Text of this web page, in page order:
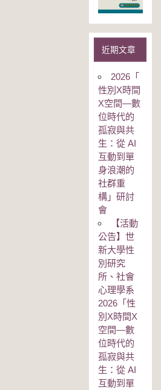
近期文章
2026「
性別Χ時間
Χ空間—數
位時代的
孤寂與共
生：從 AI
互動到單
身浪潮的
社群重
構」研討
會
【活動
公告】世
新大學性
別研究
所、社會
心理學系
2026「性
別Χ時間Χ
空間—數
位時代的
孤寂與共
生：從 AI
互動到單